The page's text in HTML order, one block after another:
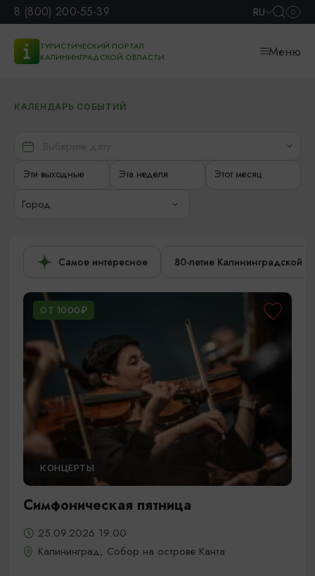
8 (800) 200-55-39 RU
ТУРИСТИЧЕСКИЙ ПОРТАЛ
КАЛИНИНГРАДСКОЙ ОБЛАСТИ
Меню
КАЛЕНДАРЬ СОБЫТИЙ
Эти выходные Эта неделя Этот месяц
Город
Самое интересное 80-летие Калининградской
ОТ 1000₽
КОНЦЕРТЫ
Симфоническая пятница
25.09.2026 19:00
Калининград, Собор на острове Канта